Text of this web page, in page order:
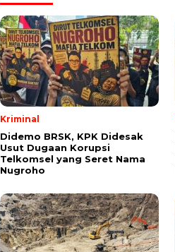
Kriminal
Didemo BRSK, KPK Didesak
Usut Dugaan Korupsi
Telkomsel yang Seret Nama
Nugroho